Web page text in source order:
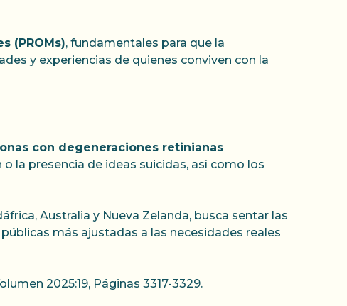
(PROMs), fundamentales para que la
y experiencias de quienes conviven con la
con degeneraciones retinianas
la presencia de ideas suicidas, así como los
Australia y Nueva Zelanda, busca sentar las
más ajustadas a las necesidades reales
2025:19, Páginas 3317-3329.